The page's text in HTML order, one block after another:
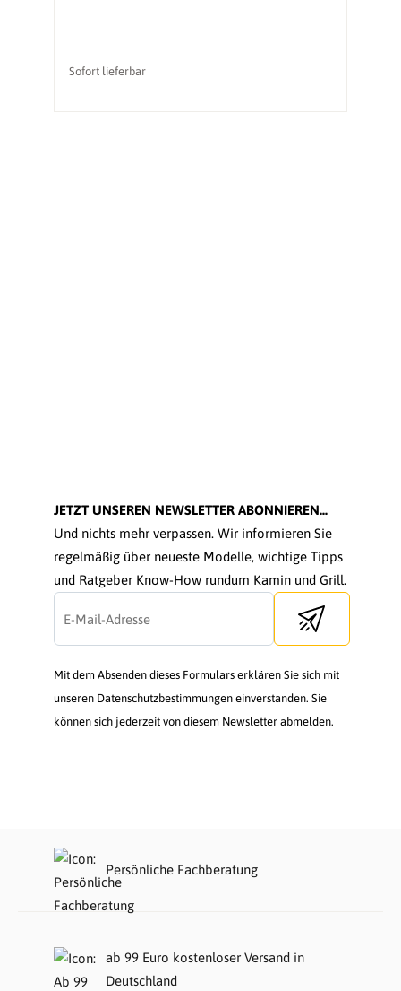
Sofort lieferbar
JETZT UNSEREN NEWSLETTER ABONNIEREN...
Und nichts mehr verpassen. Wir informieren Sie
regelmäßig über neueste Modelle, wichtige Tipps
und Ratgeber Know-How rundum Kamin und Grill.
Send newsletter
Mit dem Absenden dieses Formulars erklären Sie sich mit
unseren Datenschutzbestimmungen einverstanden. Sie
können sich jederzeit von diesem Newsletter abmelden.
Persönliche Fachberatung
ab 99 Euro kostenloser Versand in
Deutschland